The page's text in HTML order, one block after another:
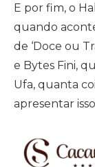
E por fim, o
quando
de ‘Doce ou
e Bytes Fini,
Ufa, quanta
apresentar